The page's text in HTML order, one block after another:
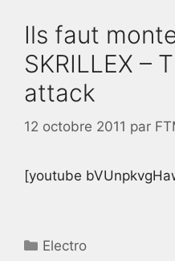
Ils faut
SKRILLEX –
attack
12 octobre 2011 par
[youtube
Catégories
Electro